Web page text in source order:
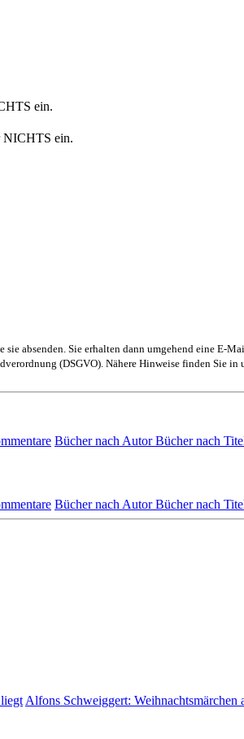
ein.
NICHTS ein.
absenden. Sie erhalten dann umgehend eine E-
(DSGVO). Nähere Hinweise finden Sie in
Bücher nach AutorBücher nach
Bücher nach AutorBücher nach
Alfons Schweiggert: Weihnachtsmärchen